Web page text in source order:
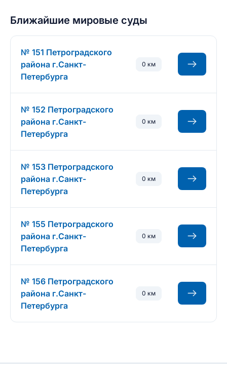
Ближайшие мировые суды
№ 151 Петроградского
района г.Санкт-
Петербурга
0 км
№ 152 Петроградского
района г.Санкт-
Петербурга
0 км
№ 153 Петроградского
района г.Санкт-
Петербурга
0 км
№ 155 Петроградского
района г.Санкт-
Петербурга
0 км
№ 156 Петроградского
района г.Санкт-
Петербурга
0 км